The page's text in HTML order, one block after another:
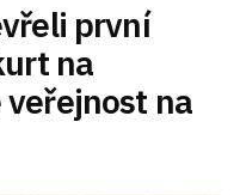
první
na
veřejnost na